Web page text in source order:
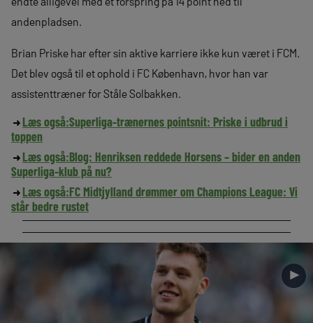
andenpladsen.
Brian Priske har efter sin aktive karriere ikke kun været i FCM.
Det blev også til et ophold i FC København, hvor han var
assistenttræner for Ståle Solbakken.
Læs også:Superliga-trænernes pointsnit: Priske i udbrud i
toppen
Læs også:Blog: Henriksen reddede Horsens – bider en anden
Superliga-klub på nu?
Læs også:FC Midtjylland drømmer om Champions League: Vi
står bedre rustet
►